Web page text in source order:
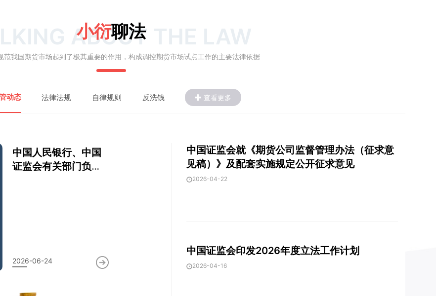
ABOUT THE LAW
小衍聊法
范我国期货市场起到了极其重要的作用，构成调控期货市场试点工作的主要法律依据
动态 法律法规 自律规则 反洗钱 查看更多
中国人民银行、中国
证监会有关部门负责
2026-06-24
中国证监会就《期货公司监督管理办法（征求意
见稿）》及配套实施规定公开征求意见
2026-04-22
中国证监会印发2026年度立法工作计划
2026-04-16